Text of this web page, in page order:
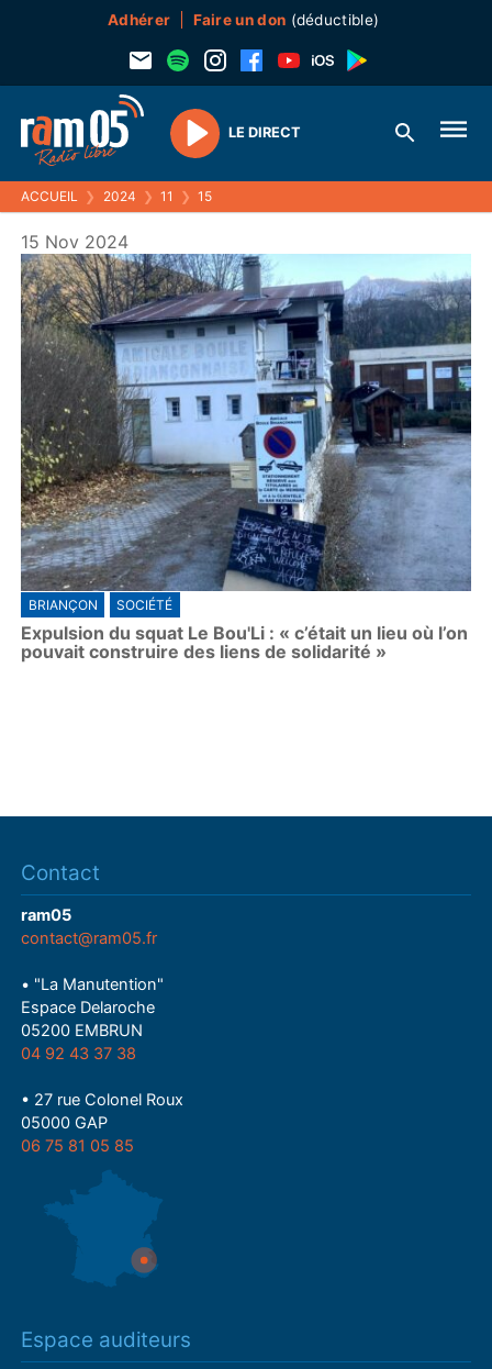
Adhérer Faire un don (déductible)
Play
LE DIRECT
ACCUEIL ❯ 2024 ❯ 11 ❯ 15
15 Nov 2024
BRIANÇON SOCIÉTÉ
Expulsion du squat Le Bou'Li : « c’était un lieu où l’on
pouvait construire des liens de solidarité »
Contact
ram05
contact@ram05.fr
• "La Manutention"
Espace Delaroche
05200 EMBRUN
04 92 43 37 38
• 27 rue Colonel Roux
05000 GAP
06 75 81 05 85
Espace auditeurs